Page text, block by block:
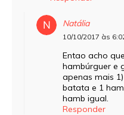
Natália
10/10/2017 às
Entao acho
hambúrguer e
apenas mais
batata e 1
hamb igual.
Responder